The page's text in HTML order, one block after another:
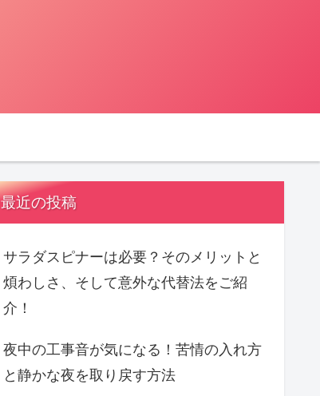
最近の投稿
サラダスピナーは必要？そのメリットと
煩わしさ、そして意外な代替法をご紹
介！
夜中の工事音が気になる！苦情の入れ方
と静かな夜を取り戻す方法